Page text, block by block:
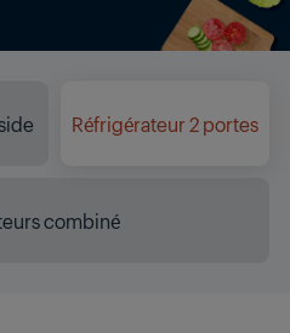
Réfrigérateur 2 portes
combiné